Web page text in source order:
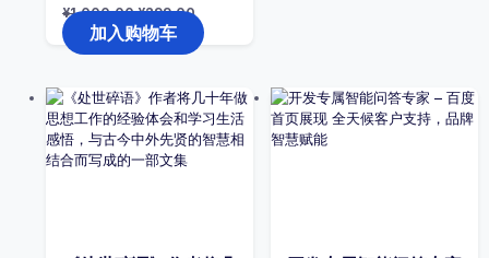
¥1,000.00原
价
为：
¥1,000.00。
¥299.00
前
价
¥299.00。
加入购物车